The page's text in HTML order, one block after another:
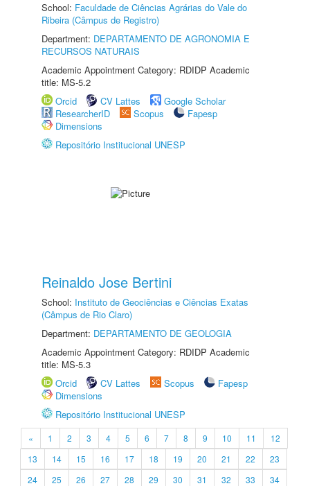
School: Faculdade de Ciências Agrárias do Vale do
Ribeira (Câmpus de Registro)
Department: DEPARTAMENTO DE AGRONOMIA E
RECURSOS NATURAIS
Academic Appointment Category: RDIDP Academic
title: MS-5.2
Orcid
CV Lattes
Google Scholar
ResearcherID
Scopus
Fapesp
Dimensions
Repositório Institucional UNESP
Reinaldo Jose Bertini
School: Instituto de Geociências e Ciências Exatas
(Câmpus de Rio Claro)
Department: DEPARTAMENTO DE GEOLOGIA
Academic Appointment Category: RDIDP Academic
title: MS-5.3
Orcid
CV Lattes Scopus
Fapesp
Dimensions
Repositório Institucional UNESP
« 1 2 3 4 5 6 7 8 9 10 11
12
13
14 15 16 17 18 19 20 21 22
23
24
25 26 27 28 29 30 31 32 33
34